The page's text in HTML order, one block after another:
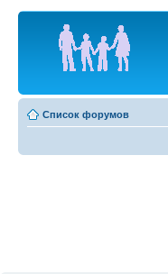
Список форумов